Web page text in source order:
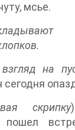
мсье.
на
сегодня
скрипку